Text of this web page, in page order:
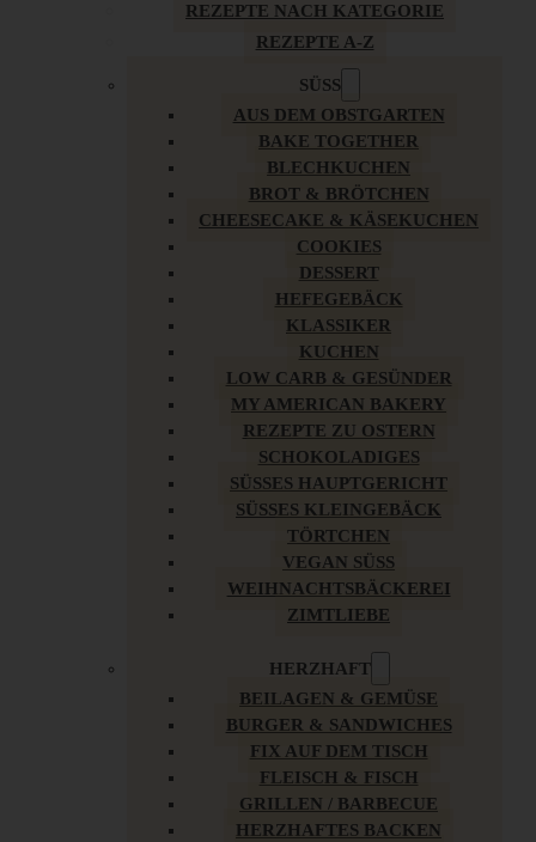
REZEPTE NACH KATEGORIE
REZEPTE A-Z
SÜSS
AUS DEM OBSTGARTEN
BAKE TOGETHER
BLECHKUCHEN
BROT & BRÖTCHEN
CHEESECAKE & KÄSEKUCHEN
COOKIES
DESSERT
HEFEGEBÄCK
KLASSIKER
KUCHEN
LOW CARB & GESÜNDER
MY AMERICAN BAKERY
REZEPTE ZU OSTERN
SCHOKOLADIGES
SÜSSES HAUPTGERICHT
SÜSSES KLEINGEBÄCK
TÖRTCHEN
VEGAN SÜSS
WEIHNACHTSBÄCKEREI
ZIMTLIEBE
HERZHAFT
BEILAGEN & GEMÜSE
BURGER & SANDWICHES
FIX AUF DEM TISCH
FLEISCH & FISCH
GRILLEN / BARBECUE
HERZHAFTES BACKEN